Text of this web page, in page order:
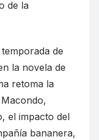
de la
de
la novela de
retoma la
el impacto del
bananera,